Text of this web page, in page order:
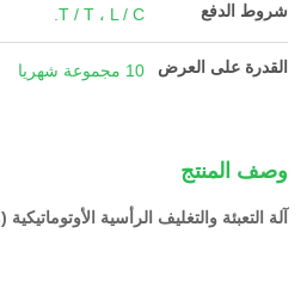
شروط الدفع T / T ، L / C.
القدرة على العرض 10 مجموعة شهريا
وصف المنتج
آلة التعبئة والتغليف الرأسية الأوتوماتيكية (Vffs) لتعبئة الفاكهة المجففة